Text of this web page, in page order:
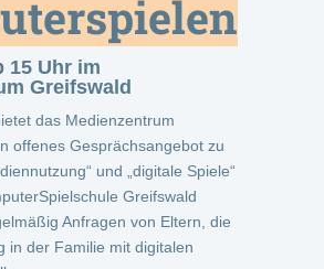
15 Uhr im
Greifswald
das Medienzentrum
offenes Gesprächsangebot zu
und „digitale Spiele“
Greifswald
Anfragen von Eltern, die
in der Familie mit digitalen